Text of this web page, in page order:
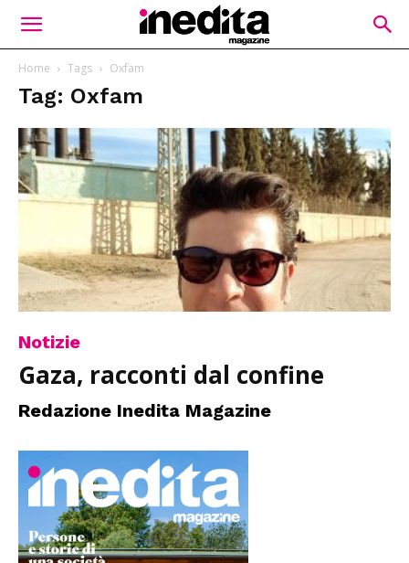
Home Tags Oxfam
Tag: Oxfam
Notizie
Gaza, racconti dal confine
Redazione Inedita Magazine